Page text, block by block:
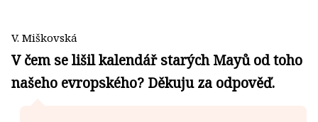
V. Miškovská
V čem se lišil kalendář starých Mayů od toho
našeho evropského? Děkuju za odpověď.